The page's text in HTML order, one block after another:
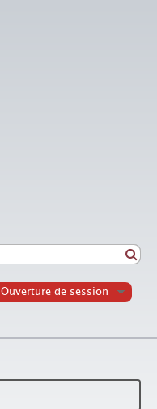
Ouverture de session